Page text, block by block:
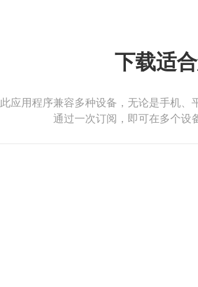
下载适
此应用程序兼容多种设备，无论是手机、
通过一次订阅，即可在多个设